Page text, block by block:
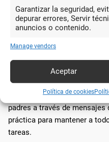
Garantizar la seguridad,
depurar errores, Servir
anuncios o contenido.
Manage vendors
Aceptar
Política de cookies
Plataformas de
escolar. Entre las más
ClassDojo y Google
Remind:Una plataforma que
recordatorios y
padres a través de
práctica para mantener a
tareas.